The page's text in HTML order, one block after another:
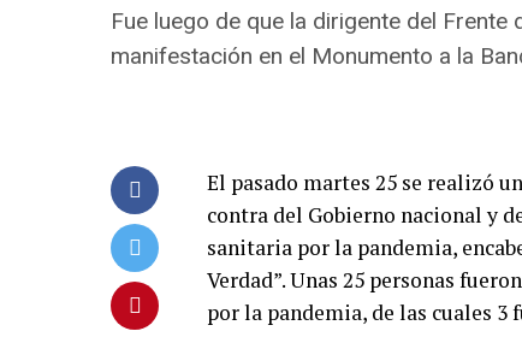
Fue luego de que la dirigente del
manifestación en el Monumento a la
El pasado martes 25 se realizó
contra del Gobierno nacional y
sanitaria por la pandemia,
Verdad”. Unas 25 personas
por la pandemia, de las cuales